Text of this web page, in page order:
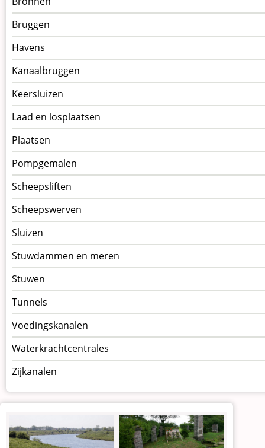
kunstwerken
op
kunstwerkpagina
Bruggen
Havens
Kanaalbruggen
Keersluizen
Laad en losplaatsen
Plaatsen
Pompgemalen
Scheepsliften
Scheepswerven
Sluizen
Stuwdammen en meren
Stuwen
Tunnels
Voedingskanalen
Waterkrachtcentrales
Zijkanalen